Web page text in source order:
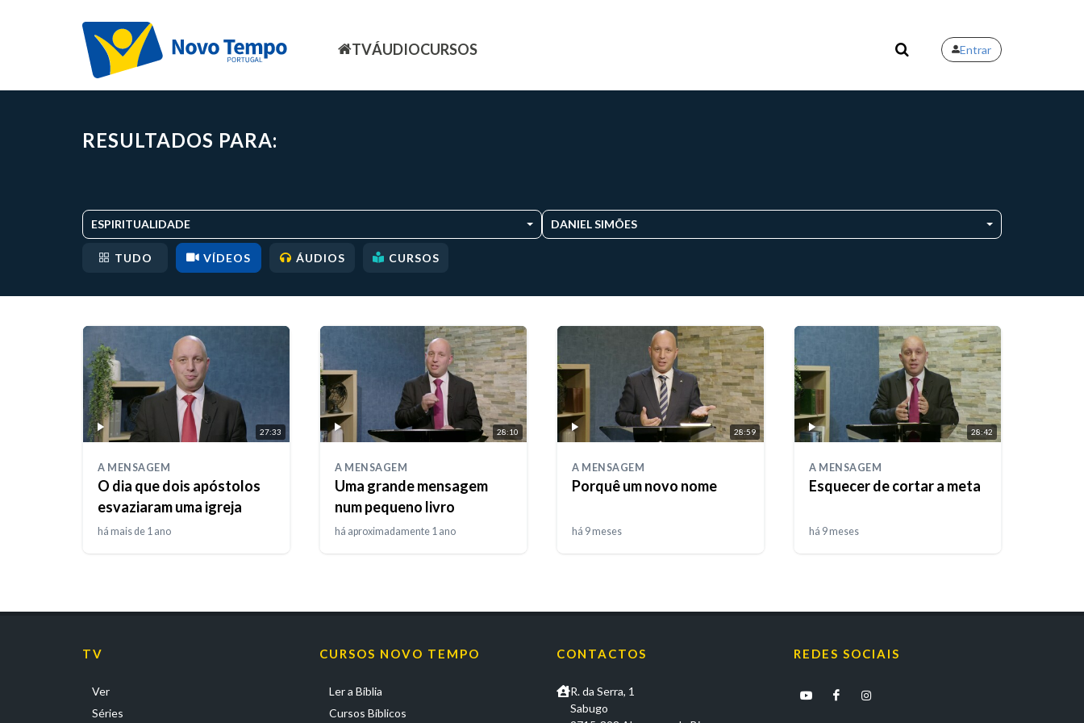
TVÁUDIOCURSOS Entrar
RESULTADOS PARA:
ESPIRITUALIDADE DANIEL SIMÕES
TUDO VÍDEOS ÁUDIOS CURSOS
27:33
A MENSAGEM
O dia que dois apóstolos
esvaziaram uma igreja
há mais de 1 ano
28:10
A MENSAGEM
Uma grande mensagem
num pequeno livro
há aproximadamente 1 ano
28:59
A MENSAGEM
Porquê um novo nome
há 9 meses
28:42
A MENSAGEM
Esquecer de cortar a meta
há 9 meses
TV
Ver
Séries
CURSOS NOVO TEMPO
Ler a Bíblia
Cursos Bíblicos
CONTACTOS
R. da Serra, 1
Sabugo
REDES SOCIAIS